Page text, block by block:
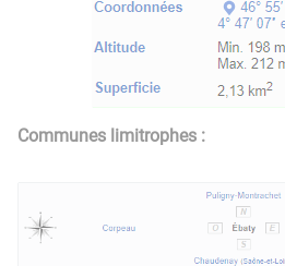
Communes limitrophes :